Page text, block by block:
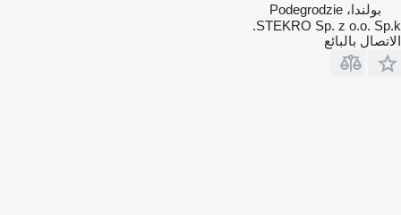
بولندا، Podegrodzie
STEKRO Sp. z o.o. Sp.k.
الاتصال بالبائع